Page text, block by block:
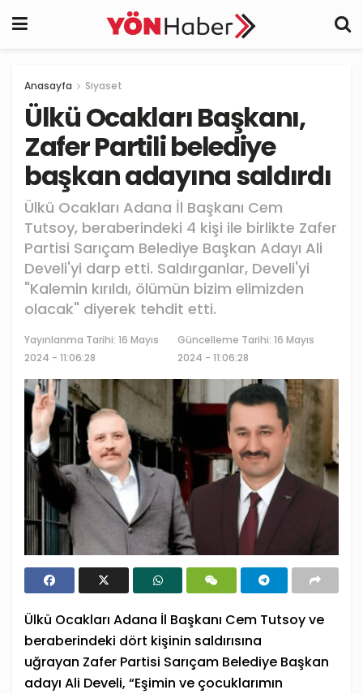
Anasayfa Siyaset
Ülkü Ocakları Başkanı,
Zafer Partili belediye
başkan adayına saldırdı
Ülkü Ocakları Adana İl Başkanı Cem
Tutsoy, beraberindeki 4 kişi ile birlikte Zafer
Partisi Sarıçam Belediye Başkan Adayı Ali
Develi'yi darp etti. Saldırganlar, Develi'yi
"Kalemin kırıldı, ölümün bizim elimizden
olacak" diyerek tehdit etti.
Yayınlanma Tarihi: 16 Mayıs
2024 - 11:06:28
Güncelleme Tarihi: 16 Mayıs
2024 - 11:06:28
Ülkü Ocakları Adana İl Başkanı Cem Tutsoy ve
beraberindeki dört kişinin saldırısına
uğrayan Zafer Partisi Sarıçam Belediye Başkan
adayı Ali Develi, “Eşimin ve çocuklarımın